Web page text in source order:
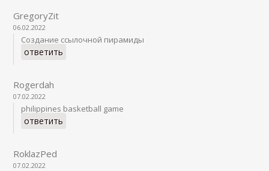
GregoryZit
06.02.2022
Создание ссылочной пирамиды
ответить
Rogerdah
07.02.2022
philippines basketball game
ответить
RoklazPed
07.02.2022